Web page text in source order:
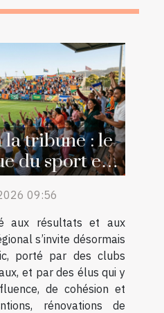
tribune : le
du sport en
09:56
aux résultats et aux
s’invite désormais
porté par des clubs
et par des élus qui y
de cohésion et
rénovations de